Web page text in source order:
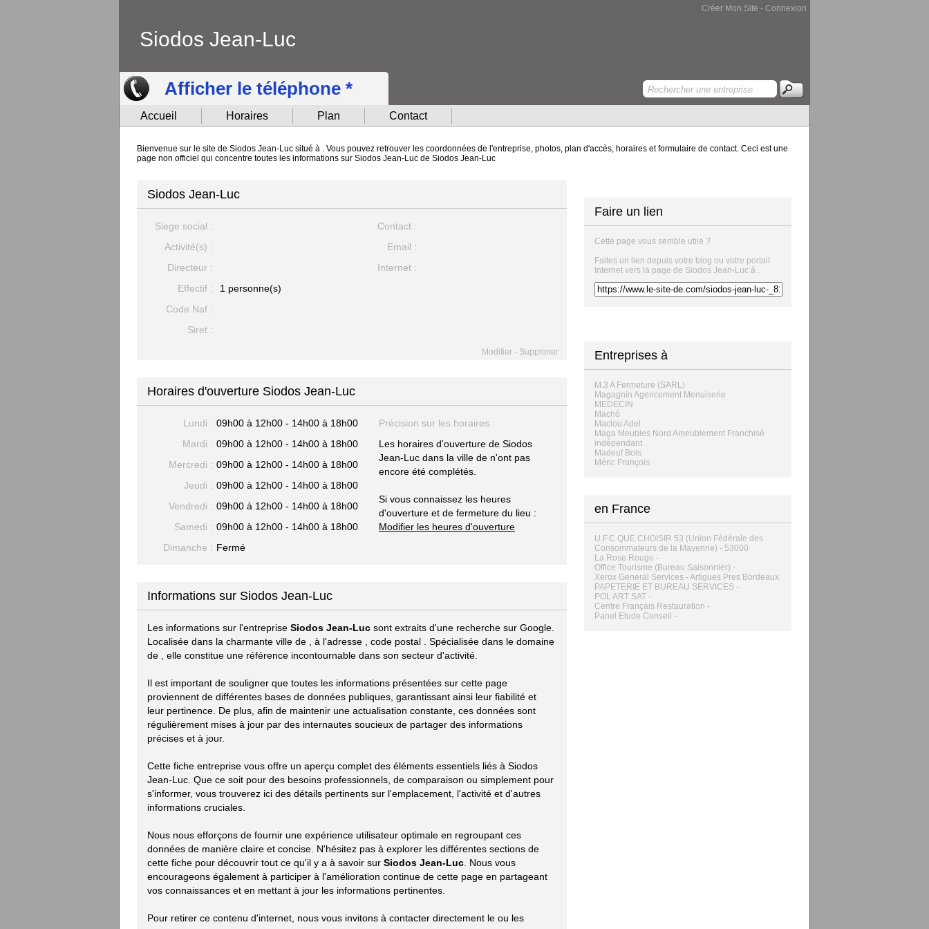
Créer Mon Site - Connexion
Siodos Jean-Luc
Afficher le téléphone *
Accueil Horaires Plan Contact
Bienvenue sur le site de Siodos Jean-Luc situé à . Vous pouvez retrouver les coordonnées de l'entreprise, photos, plan d'accès, horaires et formulaire de contact. Ceci est une
page non officiel qui concentre toutes les informations sur Siodos Jean-Luc de Siodos Jean-Luc
Siodos Jean-Luc
Siege social :
Activité(s) :
Directeur :
Effectif :
1 personne(s)
Code Naf :
Siret :
Contact :
Email :
Internet :
Modifier - Supprimer
Horaires d'ouverture Siodos Jean-Luc
Lundi : 09h00 à 12h00 - 14h00 à 18h00
Mardi : 09h00 à 12h00 - 14h00 à 18h00
Mercredi : 09h00 à 12h00 - 14h00 à 18h00
Jeudi : 09h00 à 12h00 - 14h00 à 18h00
Vendredi : 09h00 à 12h00 - 14h00 à 18h00
Samedi : 09h00 à 12h00 - 14h00 à 18h00
Dimanche : Fermé
Précision sur les horaires :
Les horaires d'ouverture de Siodos
Jean-Luc dans la ville de n'ont pas
encore été complétés.
Si vous connaissez les heures
d'ouverture et de fermeture du lieu :
Modifier les heures d'ouverture
Informations sur Siodos Jean-Luc
Les informations sur l'entreprise Siodos Jean-Luc sont extraits d'une recherche sur Google.
Localisée dans la charmante ville de
, à l'adresse , code postal
. Spécialisée dans le domaine
de
, elle constitue une référence incontournable dans son secteur d'activité.
Il est important de souligner que toutes les informations présentées sur cette page
proviennent de différentes bases de données publiques, garantissant ainsi leur fiabilité et
leur pertinence. De plus, afin de maintenir une actualisation constante, ces données sont
régulièrement mises à jour par des internautes soucieux de partager des informations
précises et à jour.
Cette fiche entreprise vous offre un aperçu complet des éléments essentiels liés à Siodos
Jean-Luc. Que ce soit pour des besoins professionnels, de comparaison ou simplement pour
s'informer, vous trouverez ici des détails pertinents sur l'emplacement, l'activité et d'autres
informations cruciales.
Nous nous efforçons de fournir une expérience utilisateur optimale en regroupant ces
données de manière claire et concise. N'hésitez pas à explorer les différentes sections de
cette fiche pour découvrir tout ce qu'il y a à savoir sur Siodos Jean-Luc . Nous vous
encourageons également à participer à l'amélioration continue de cette page en partageant
vos connaissances et en mettant à jour les informations pertinentes.
Pour retirer ce contenu d'internet, nous vous invitons à contacter directement le ou les
Faire un lien
Cette page vous semble utile ?
Faites un lien depuis votre blog ou votre portail
Internet vers la page de Siodos Jean-Luc à .
Entreprises à
M.3 A Fermeture (SARL)
Magagnin Agencement Menuiserie
MEDECIN
Machô
Maclou Adel
Maga Meubles Nord Ameublement Franchisé
indépendant
Madeuf Bois
Méric François
en France
U.F.C QUE CHOISIR 53 (Union Fédérale des
Consommateurs de la Mayenne) - 53000
La Rose Rouge -
Office Tourisme (Bureau Saisonnier) -
Xerox General Services - Artigues Pres Bordeaux
PAPETERIE ET BUREAU SERVICES -
POL ART SAT -
Centre Français Restauration -
Panel Etude Conseil -